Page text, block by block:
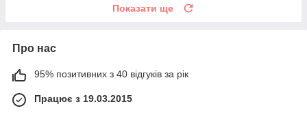
Показати ще
Про нас
95% позитивних з 40 відгуків за рік
Працює з 19.03.2015